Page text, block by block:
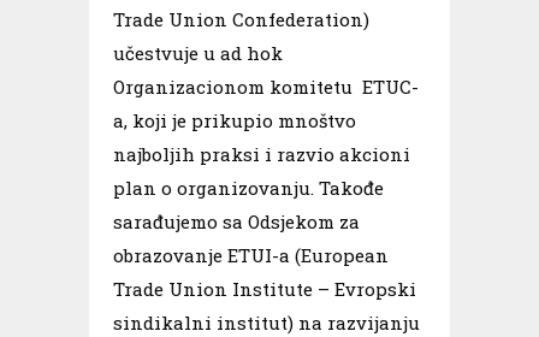
Trade Union Confederation)
učestvuje u ad hok
Organizacionom komitetu ETUC-
a, koji je prikupio mnoštvo
najboljih praksi i razvio akcioni
plan o organizovanju. Takođe
sarađujemo sa Odsjekom za
obrazovanje ETUI-a (European
Trade Union Institute – Evropski
sindikalni institut) na razvijanju